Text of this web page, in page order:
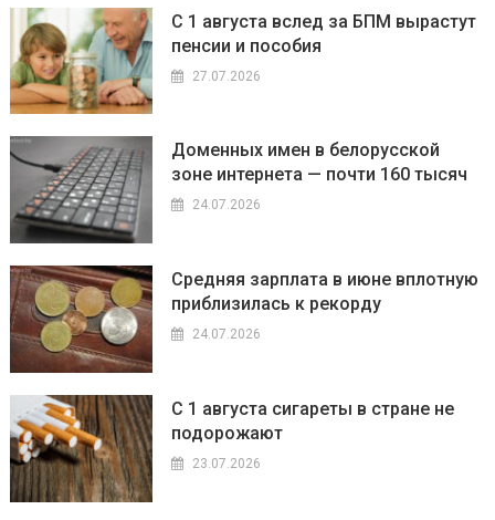
С 1 августа вслед за БПМ вырастут
пенсии и пособия
27.07.2026
Доменных имен в белорусской
зоне интернета — почти 160 тысяч
24.07.2026
Средняя зарплата в июне вплотную
приблизилась к рекорду
24.07.2026
С 1 августа сигареты в стране не
подорожают
23.07.2026